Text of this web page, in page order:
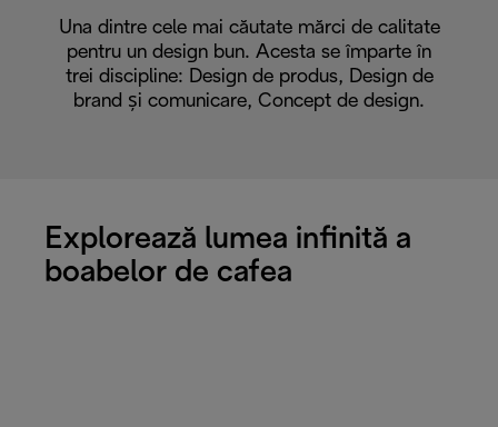
Una dintre cele mai căutate mărci de calitate
pentru un design bun. Acesta se împarte în
trei discipline: Design de produs, Design de
brand și comunicare, Concept de design.
Explorează lumea infinită a
boabelor de cafea